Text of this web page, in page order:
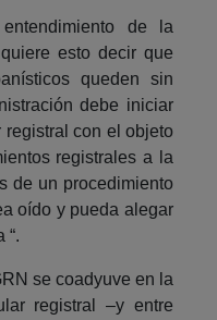
de la
esto decir que
queden sin
debe iniciar
registral con el objeto
registrales a la
de un procedimiento
oído y pueda alegar
“.
se coadyuve en la
registral –y entre